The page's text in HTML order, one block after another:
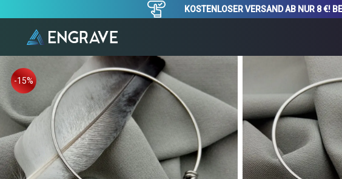
KOSTENLOSER VERSAND AB NUR 8 €!
-15%